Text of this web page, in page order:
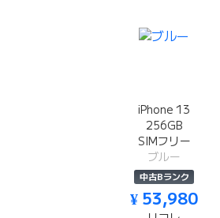
iPhone 13
256GB
SIMフリー
ブルー
中古Bランク
¥ 53,980